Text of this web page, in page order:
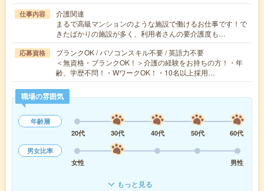
仕事内容
介護関連
まるで高級マンションのような施設で働けるお仕事です！で
きたばかりの施設が多く、利用者さんの要介護度も…
応募資格
ブランクOK / パソコンスキル不要 / 英語力不要
＜無資格・ブランクOK！＞介護の経験をお持ちの方！・年
齢、学歴不問！・WワークOK！・10名以上採用…
職場の雰囲気
年齢層
20代
30代 40代 50代
60代
男女比率
女性
男性
もっと見る